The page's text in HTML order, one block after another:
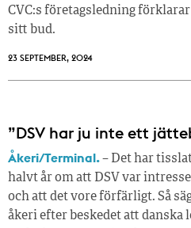
CVC:s företagsledning
sitt bud.
23 SEPTEMBER, 2024
”DSV har ju inte ett
Åkeri/Terminal.– Det har
halvt år om att DSV var
och att det vore förfärligt. Så
åkeri efter beskedet att danska